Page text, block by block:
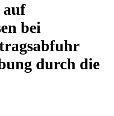
auf
bei
durch die